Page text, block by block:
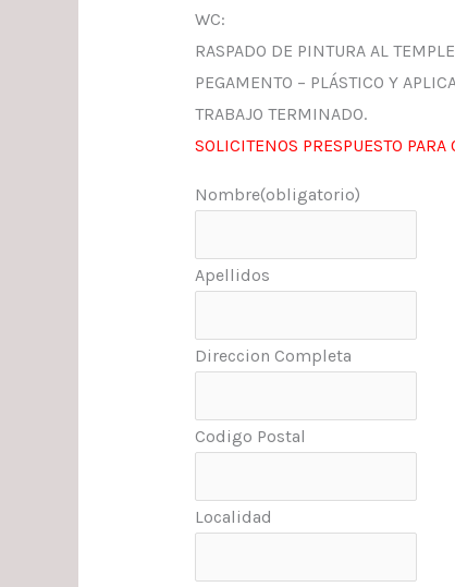
WC:
RASPADO DE PINTURA AL
PEGAMENTO – PLÁSTICO Y
TRABAJO TERMINADO.
SOLICITENOS PRESPUESTO
Nombre(obligatorio)
Apellidos
Direccion Completa
Codigo Postal
Localidad